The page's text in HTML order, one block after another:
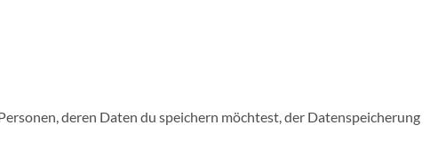
deren Daten du speichern möchtest, der Datenspeicherung